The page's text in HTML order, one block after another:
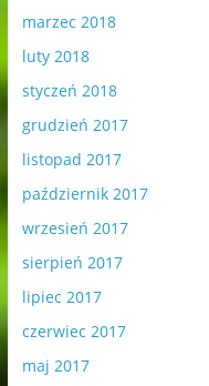
marzec 2018
luty 2018
styczeń 2018
grudzień 2017
listopad 2017
październik 2017
wrzesień 2017
sierpień 2017
lipiec 2017
czerwiec 2017
maj 2017